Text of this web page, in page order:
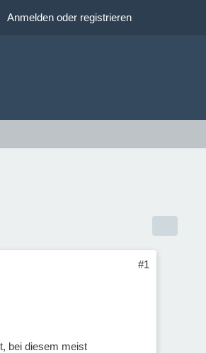
Anmelden oder registrieren
#1
bei diesem meist